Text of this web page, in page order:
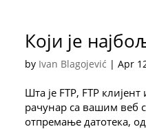
Који је
by Ivan Blagojević | Apr
Шта је FTP, FTP
рачунар са вашим веб
отпремање датотека,